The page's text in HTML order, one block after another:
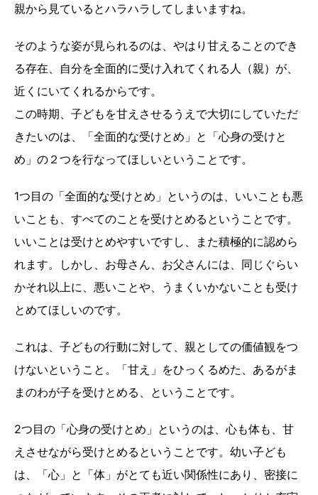
親から見ているとハラハラしてしまいますね。
そのような姿が見られるのは、やはり甘えることのでき
る存在、自分を全面的に受け入れてくれる人（親）が、
近くにいてくれるからです。
この時期、子どもを甘えさせるうえで大切にしていただ
きたいのは、「全面的な受けとめ」と「心身の受けと
め」の２つを行なってほしいということです。
1つ目の「全面的な受けとめ」というのは、いいことも悪
いことも、すべてのことを受けとめるということです。
いいことは受けとめやすいですし、また積極的に認めら
れます。しかし、お母さん、お父さんには、同じぐらい
かそれ以上に、悪いことや、うまくいかないことも受け
とめてほしいのです。
これは、子どもの行動に対して、親としての価値観をつ
けないということ。「甘え」をひっくるめた、あるがま
まのわが子を受けとめる、ということです。
2つ目の「心身の受けとめ」というのは、心も体も、甘
えさせながら受けとめるということです。幼い子ども
は、「心」と「体」がとても近い関係性にあり、密接に